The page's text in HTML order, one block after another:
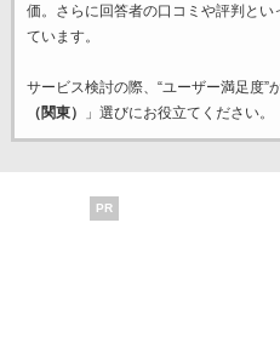
価。さらに回答者の口コミや評判と
ています。
サービス検討の際、“ユーザー満足度”
（関東）
」選びにお役立てください。
PR